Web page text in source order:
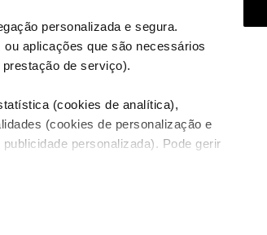
personalizada e segura.
aplicações que são necessários
de serviço).
(cookies de analítica),
(cookies de personalização e
personalizada). Pode gerir
statement